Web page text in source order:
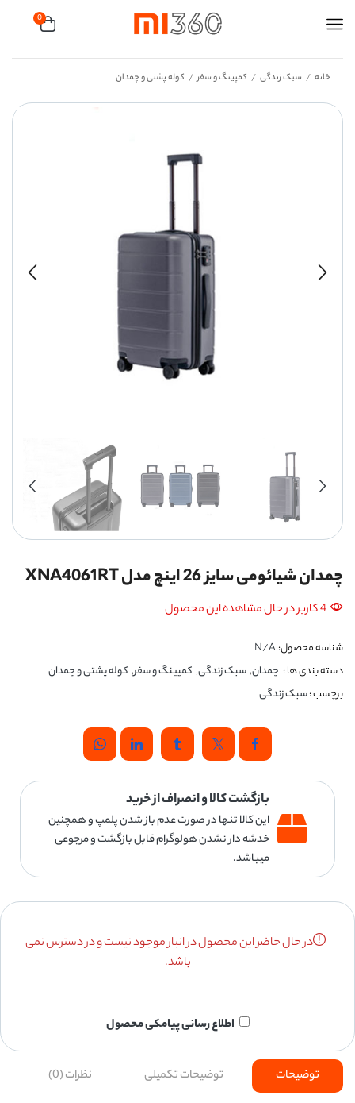
0
خانه / سبک زندگی / کمپینگ و سفر / کوله پشتی و چمدان
چمدان شیائومی سایز 26 اینچ مدل XNA4061RT
4 کاربر در حال مشاهده این محصول
شناسه محصول:N/A
دسته بندی ها : چمدان,سبک زندگی, کمپینگ و سفر, کوله پشتی و چمدان
برچسب :سبک زندگی
بازگشت کالا و انصراف از خرید
این کالا تنها در صورت عدم باز شدن پلمپ و همچنین
خدشه دار نشدن هولوگرام قابل بازگشت و مرجوعی
میباشد.
در حال حاضر این محصول در انبار موجود نیست و در دسترس نمی
باشد.
اطلاع رسانی پیامکی محصول
توضیحات توضیحات تکمیلی نظرات (0)